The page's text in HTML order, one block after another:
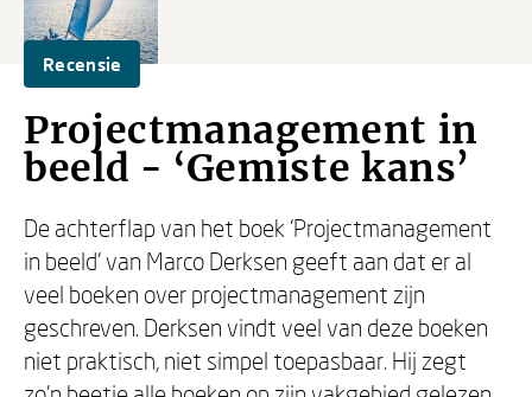
Recensie
Projectmanagement in
beeld - ‘Gemiste kans’
De achterflap van het boek ‘Projectmanagement
in beeld’ van Marco Derksen geeft aan dat er al
veel boeken over projectmanagement zijn
geschreven. Derksen vindt veel van deze boeken
niet praktisch, niet simpel toepasbaar. Hij zegt